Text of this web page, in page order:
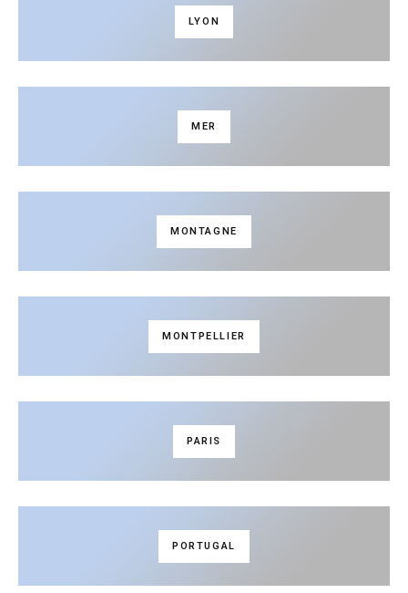
LYON
MER
MONTAGNE
MONTPELLIER
PARIS
PORTUGAL